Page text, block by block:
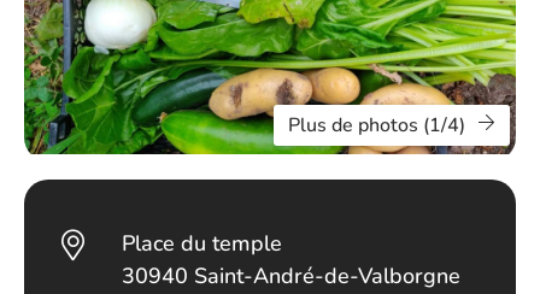
Plus de photos (1/4)
Place du temple
30940 Saint-André-de-Valborgne